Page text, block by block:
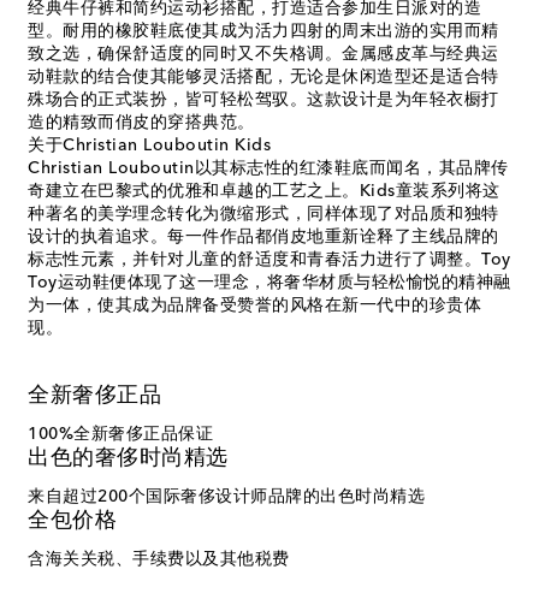
经典牛仔裤和简约运动衫搭配，打造适合参加生日派对的造
型。耐用的橡胶鞋底使其成为活力四射的周末出游的实用而精
致之选，确保舒适度的同时又不失格调。金属感皮革与经典运
动鞋款的结合使其能够灵活搭配，无论是休闲造型还是适合特
殊场合的正式装扮，皆可轻松驾驭。这款设计是为年轻衣橱打
造的精致而俏皮的穿搭典范。
关于Christian Louboutin Kids
Christian Louboutin以其标志性的红漆鞋底而闻名，其品牌传
奇建立在巴黎式的优雅和卓越的工艺之上。Kids童装系列将这
种著名的美学理念转化为微缩形式，同样体现了对品质和独特
设计的执着追求。每一件作品都俏皮地重新诠释了主线品牌的
标志性元素，并针对儿童的舒适度和青春活力进行了调整。Toy
Toy运动鞋便体现了这一理念，将奢华材质与轻松愉悦的精神融
为一体，使其成为品牌备受赞誉的风格在新一代中的珍贵体
现。
全新奢侈正品
100%全新奢侈正品保证
出色的奢侈时尚精选
来自超过200个国际奢侈设计师品牌的出色时尚精选
全包价格
含海关关税、手续费以及其他税费